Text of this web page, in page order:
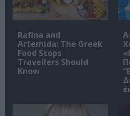
Rafina and
Artemida: The Greek
Food Stops
Travellers Should
Know